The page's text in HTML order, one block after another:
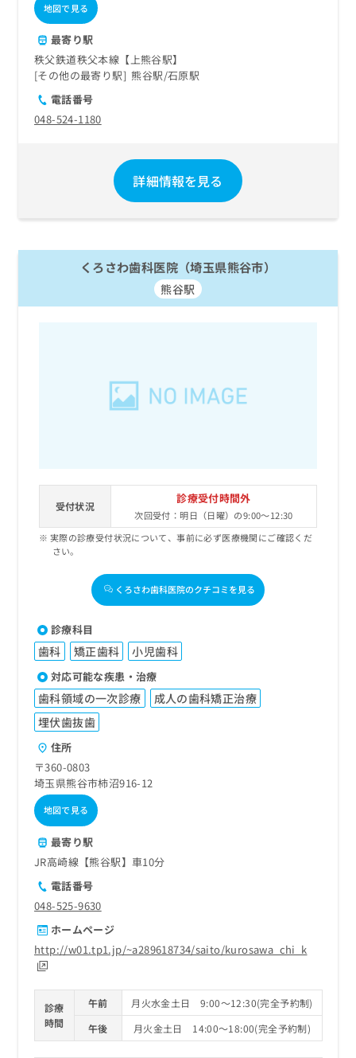
地図で見る
最寄り駅
秩父鉄道秩父本線【上熊谷駅】
その他の最寄り駅
熊谷駅 石原駅
電話番号
048-524-1180
詳細情報を見る
くろさわ歯科医院（埼玉県熊谷市）
熊谷駅
受付状況
診療受付時間外
次回受付：明日（日曜）の9:00～12:30
実際の診療受付状況について、事前に必ず医療機関にご確認くだ
さい。
くろさわ歯科医院のクチコミを見る
診療科目
歯科 矯正歯科 小児歯科
対応可能な疾患・治療
歯科領域の一次診療
成人の歯科矯正治療
埋伏歯抜歯
住所
〒360-0803
埼玉県熊谷市柿沼916-12
地図で見る
最寄り駅
JR高崎線【熊谷駅】車10分
電話番号
048-525-9630
ホームページ
http://w01.tp1.jp/~a289618734/saito/kurosawa_chi_k
診療
時間
午前
月火水金土日 9:00～12:30(完全予約制)
午後
月火金土日 14:00～18:00(完全予約制)